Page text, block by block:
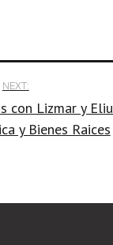
NEXT:
con Lizmar y Eliu
y Bienes Raices